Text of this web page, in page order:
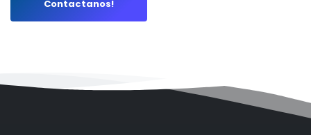
Contactanos!